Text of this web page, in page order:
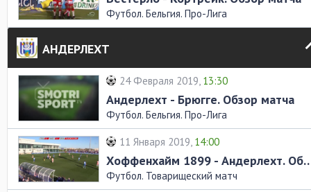
Футбол. Бельгия. Про-Лига
АНДЕРЛЕХТ
24 Февраля 2019, 13:30
Андерлехт - Брюгге. Обзор матча
Футбол. Бельгия. Про-Лига
11 Января 2019, 14:00
Хоффенхайм 1899 -
Футбол. Товарищеский матч